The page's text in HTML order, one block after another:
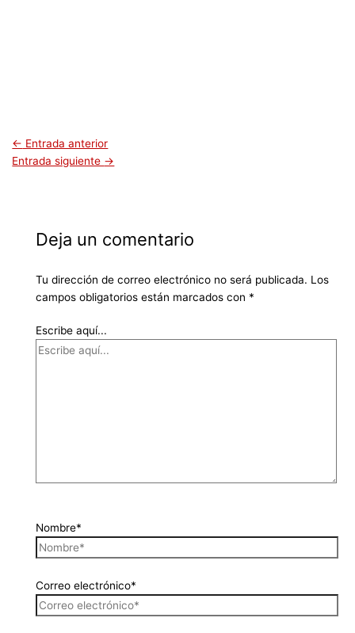
← Entrada anterior
Entrada siguiente →
Deja un comentario
Tu dirección de correo electrónico no será publicada. Los
campos obligatorios están marcados con *
Escribe aquí...
Nombre*
Correo electrónico*